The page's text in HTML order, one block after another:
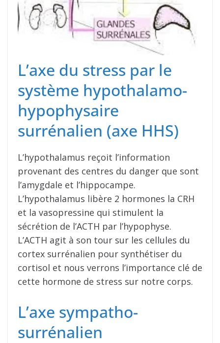
L’axe du stress par le
système hypothalamo-
hypophysaire
surrénalien (axe HHS)
L’hypothalamus reçoit l’information
provenant des centres du danger que sont
l’amygdale et l’hippocampe.
L’hypothalamus libère 2 hormones la CRH
et la vasopressine qui stimulent la
sécrétion de l’ACTH par l’hypophyse.
L’ACTH agit à son tour sur les cellules du
cortex surrénalien pour synthétiser du
cortisol et nous verrons l’importance clé de
cette hormone de stress sur notre corps.
L’axe sympatho-
surrénalien